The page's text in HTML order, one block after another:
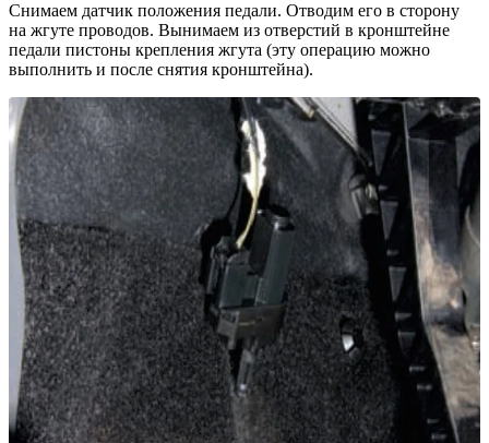
Снимаем датчик положения педали. Отводим его в сторону
на жгуте проводов. Вынимаем из отверстий в кронштейне
педали пистоны крепления жгута (эту операцию можно
выполнить и после снятия кронштейна).